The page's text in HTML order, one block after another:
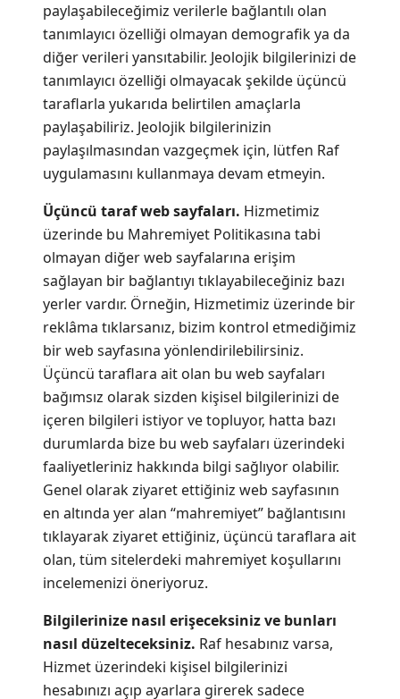
paylaşabileceğimiz verilerle bağlantılı olan
tanımlayıcı özelliği olmayan demografik ya da
diğer verileri yansıtabilir. Jeolojik bilgilerinizi de
tanımlayıcı özelliği olmayacak şekilde üçüncü
taraflarla yukarıda belirtilen amaçlarla
paylaşabiliriz. Jeolojik bilgilerinizin
paylaşılmasından vazgeçmek için, lütfen Raf
uygulamasını kullanmaya devam etmeyin.
Üçüncü taraf web sayfaları. Hizmetimiz
üzerinde bu Mahremiyet Politikasına tabi
olmayan diğer web sayfalarına erişim
sağlayan bir bağlantıyı tıklayabileceğiniz bazı
yerler vardır. Örneğin, Hizmetimiz üzerinde bir
reklâma tıklarsanız, bizim kontrol etmediğimiz
bir web sayfasına yönlendirilebilirsiniz.
Üçüncü taraflara ait olan bu web sayfaları
bağımsız olarak sizden kişisel bilgilerinizi de
içeren bilgileri istiyor ve topluyor, hatta bazı
durumlarda bize bu web sayfaları üzerindeki
faaliyetleriniz hakkında bilgi sağlıyor olabilir.
Genel olarak ziyaret ettiğiniz web sayfasının
en altında yer alan “mahremiyet” bağlantısını
tıklayarak ziyaret ettiğiniz, üçüncü taraflara ait
olan, tüm sitelerdeki mahremiyet koşullarını
incelemenizi öneriyoruz.
Bilgilerinize nasıl erişeceksiniz ve bunları
nasıl düzelteceksiniz. Raf hesabınız varsa,
Hizmet üzerindeki kişisel bilgilerinizi
hesabınızı açıp ayarlara girerek sadece